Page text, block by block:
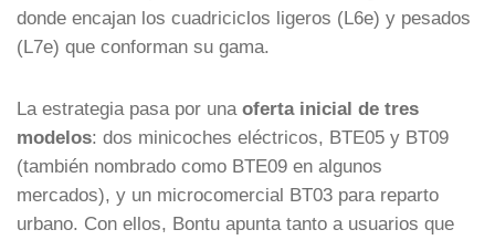
donde encajan los cuadriciclos ligeros (L6e) y pesados
(L7e) que conforman su gama.
La estrategia pasa por una oferta inicial de tres
modelos: dos minicoches eléctricos, BTE05 y BT09
(también nombrado como BTE09 en algunos
mercados), y un microcomercial BT03 para reparto
urbano. Con ellos, Bontu apunta tanto a usuarios que